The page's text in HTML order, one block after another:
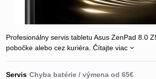
Profesionálny servis tabletu Asus ZenPad 8.0
pobočke alebo cez kuriéra. Čítajte viac
Servis